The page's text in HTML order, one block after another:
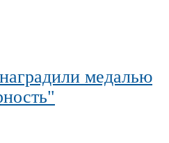
медалью